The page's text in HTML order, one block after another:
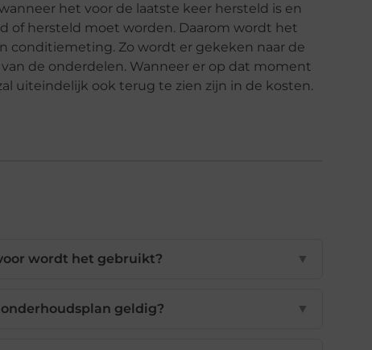
het voor de laatste keer hersteld is en
of hersteld moet worden. Daarom wordt het
conditiemeting. Zo wordt er gekeken naar de
de onderdelen. Wanneer er op dat moment
uiteindelijk ook terug te zien zijn in de kosten.
wordt het gebruikt? ▼
geldig? ▼